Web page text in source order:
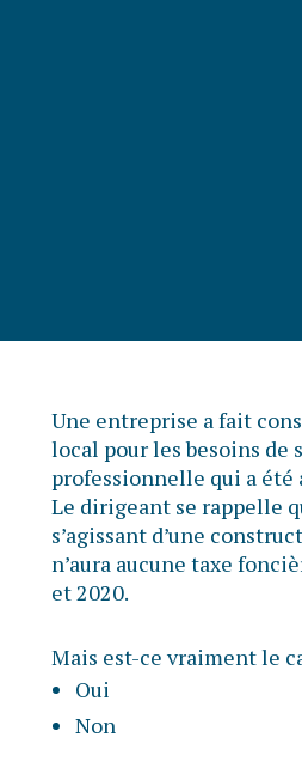
Une entreprise a fait
local pour les besoins de
professionnelle qui a été
Le dirigeant se rappelle
s’agissant d’une
n’aura aucune taxe
et 2020.
Mais est-ce vraiment le
Oui
Non